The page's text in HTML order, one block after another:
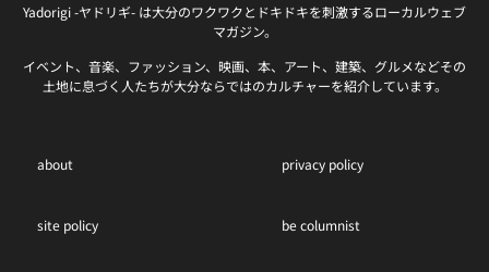
Yadorigi -ヤドリギ- は大分のワクワクとドキドキを刺激するローカルウェブ
マガジン。
イベント、音楽、ファッション、映画、本、アート、建築、グルメなどその
土地に息づく人たちが大分ならではのカルチャーを紹介しています。
about privacy policy
site policy be columnist